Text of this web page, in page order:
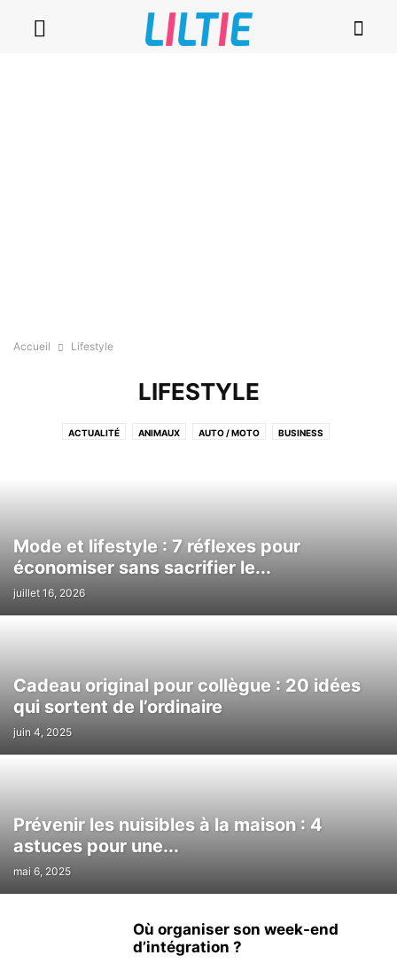
Accueil Lifestyle
LIFESTYLE
ACTUALITÉ ANIMAUX AUTO / MOTO BUSINESS
Mode et lifestyle : 7 réflexes pour
économiser sans sacrifier le...
juillet 16, 2026
Cadeau original pour collègue : 20 idées
qui sortent de l’ordinaire
juin 4, 2025
Prévenir les nuisibles à la maison : 4
astuces pour une...
mai 6, 2025
Où organiser son week-end
d’intégration ?